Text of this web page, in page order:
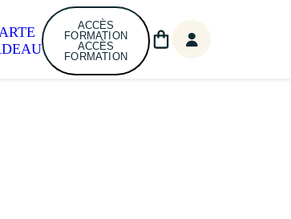
ACCÈS
FORMATION
ACCÈS
FORMATION